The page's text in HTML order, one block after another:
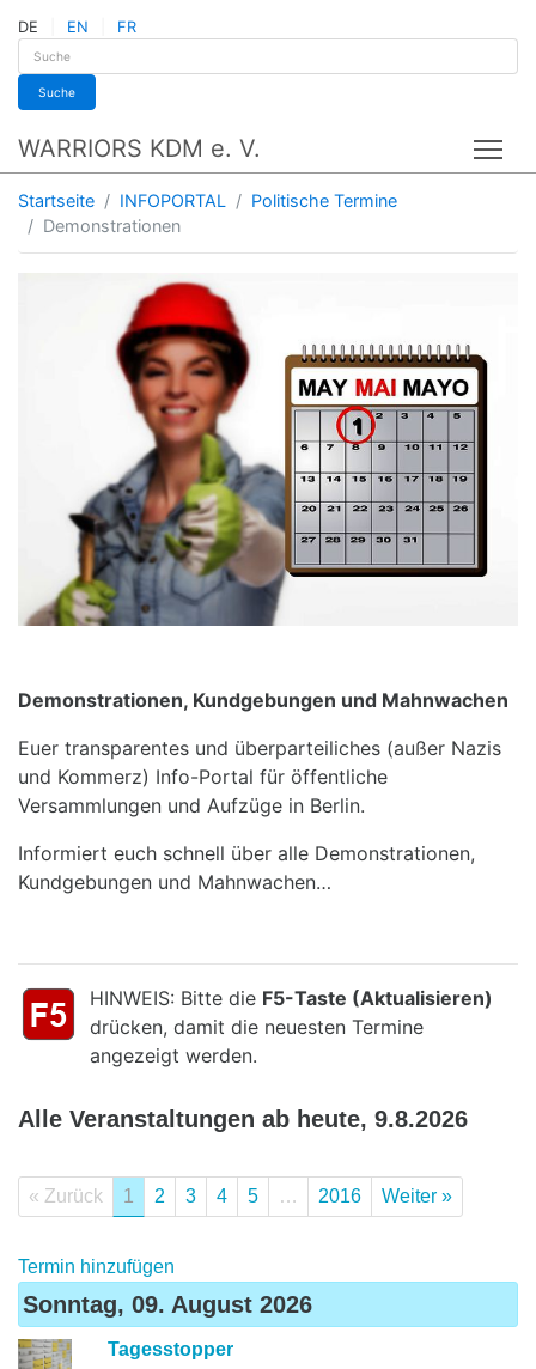
DE EN FR
Suche
WARRIORS KDM e. V.
Startseite INFOPORTAL
Politische Termine
Demonstrationen
Demonstrationen, Kundgebungen und Mahnwachen
Euer transparentes und überparteiliches (außer Nazis
und Kommerz) Info-Portal für öffentliche
Versammlungen und Aufzüge in Berlin.
Informiert euch schnell über alle Demonstrationen,
Kundgebungen und Mahnwachen…
HINWEIS: Bitte die F5-Taste (Aktualisieren)
drücken, damit die neuesten Termine
angezeigt werden.
Alle Veranstaltungen ab heute, 9.8.2026
« Zurück 1 2 3 4 5 … 2016 Weiter »
Termin hinzufügen
Sonntag, 09. August 2026
Tagesstopper